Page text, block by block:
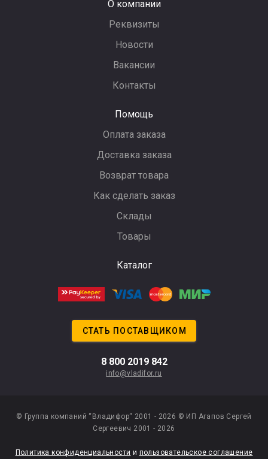
О компании
Реквизиты
Новости
Вакансии
Контакты
Помощь
Оплата заказа
Доставка заказа
Возврат товара
Как сделать заказ
Склады
Товары
Каталог
СТАТЬ ПОСТАВЩИКОМ
8 800 2019 842
info@vladifor.ru
© Группа компаний “Владифор“ 2001 - 2026 © ИП Агапов Сергей
Сергеевич 2001 - 2026
Политика конфиденциальности и пользовательское соглашение